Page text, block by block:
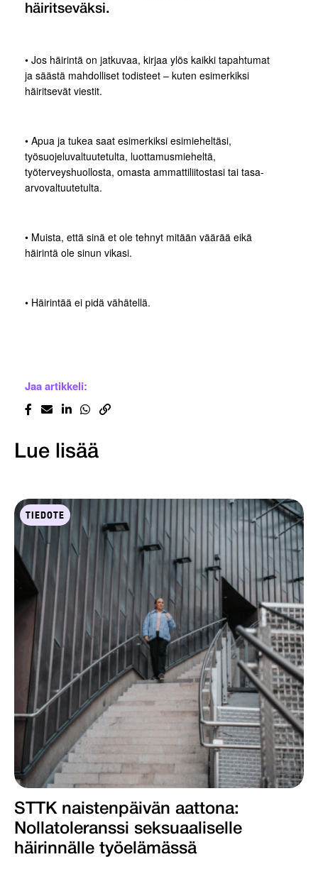
häiritseväksi.
• Jos häirintä on jatkuvaa, kirjaa ylös kaikki tapahtumat
ja säästä mahdolliset todisteet – kuten esimerkiksi
häiritsevät viestit.
• Apua ja tukea saat esimerkiksi esimieheltäsi,
työsuojeluvaltuutetulta, luottamusmieheltä,
työterveyshuollosta, omasta ammattiliitostasi tai tasa-
arvovaltuutetulta.
• Muista, että sinä et ole tehnyt mitään väärää eikä
häirintä ole sinun vikasi.
• Häirintää ei pidä vähätellä.
Jaa artikkeli:
Lue lisää
TIEDOTE
STTK naistenpäivän aattona:
Nollatoleranssi seksuaaliselle
häirinnälle työelämässä